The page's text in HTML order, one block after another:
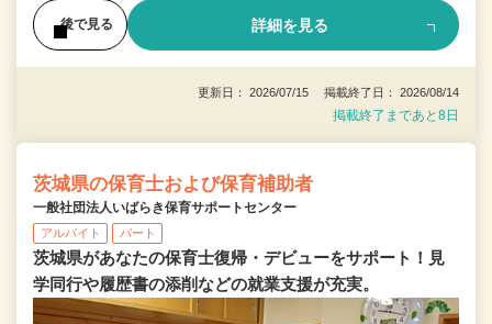
後で見る 詳細を見る
更新日： 2026/07/15 掲載終了日： 2026/08/14
掲載終了まであと8日
茨城県の保育士および保育補助者
一般社団法人いばらき保育サポートセンター
アルバイト パート
茨城県があなたの保育士復帰・デビューをサポート！見
学同行や履歴書の添削などの就業支援が充実。